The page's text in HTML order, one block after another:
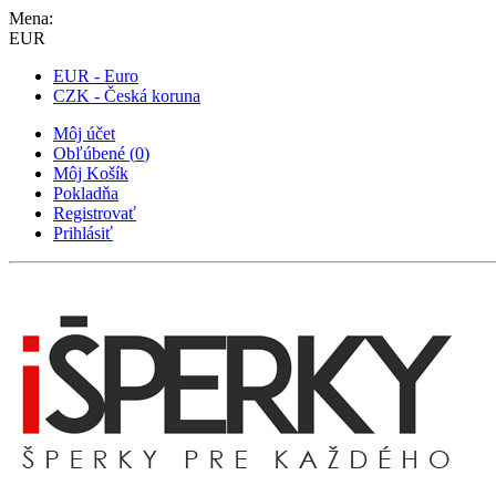
Mena:
EUR
EUR - Euro
CZK - Česká koruna
Môj účet
Obľúbené (0)
Môj Košík
Pokladňa
Registrovať
Prihlásiť